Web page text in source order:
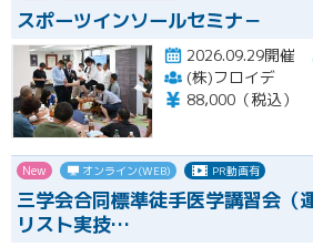
スポーツインソールセミナ－
2026.09.29開催
(株)フロイデ
88,000（税込）
New オンライン(WEB) PR動画有
三学会合同標準徒手医学講習会（
リスト実技…